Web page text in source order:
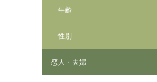
年齢
性別
恋人・夫婦